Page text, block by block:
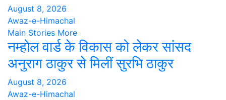
August 8, 2026
Awaz-e-Himachal
Main Stories More
नम्होल वार्ड के विकास को लेकर सांसद
अनुराग ठाकुर से मिलीं सुरभि ठाकुर
August 8, 2026
Awaz-e-Himachal